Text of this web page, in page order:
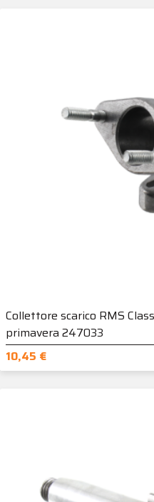
Collettore scarico RMS
primavera 247033
10,45 €